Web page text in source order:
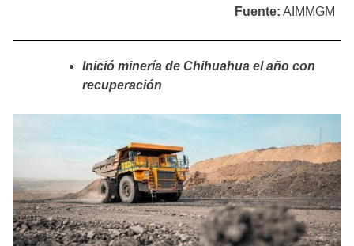
Fuente: AIMMGM
Inició minería de Chihuahua el año con
recuperación